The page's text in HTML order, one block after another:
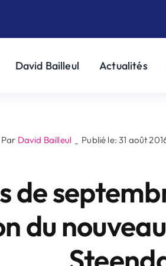
David Bailleul Actualités
Par David Bailleul - Publié le: 31 août
de
du